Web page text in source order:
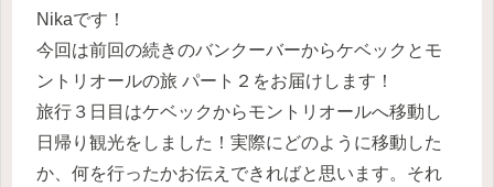
Nikaです！
今回は前回の続きのバンクーバーからケベックとモ
ントリオールの旅 パート２をお届けします！
旅行３日目はケベックからモントリオールへ移動し
日帰り観光をしました！実際にどのように移動した
か、何を行ったかお伝えできればと思います。それ